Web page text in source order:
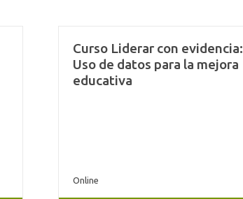
Curso Liderar con evidencia:
Uso de datos para la mejora
educativa
Online